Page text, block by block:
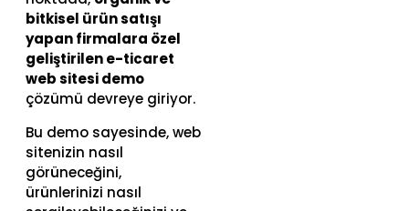
bitkisel ürün satışı
yapan firmalara özel
geliştirilen e-ticaret
web sitesi demo
çözümü devreye giriyor.
Bu demo sayesinde, web
sitenizin nasıl
görüneceğini,
ürünlerinizi nasıl